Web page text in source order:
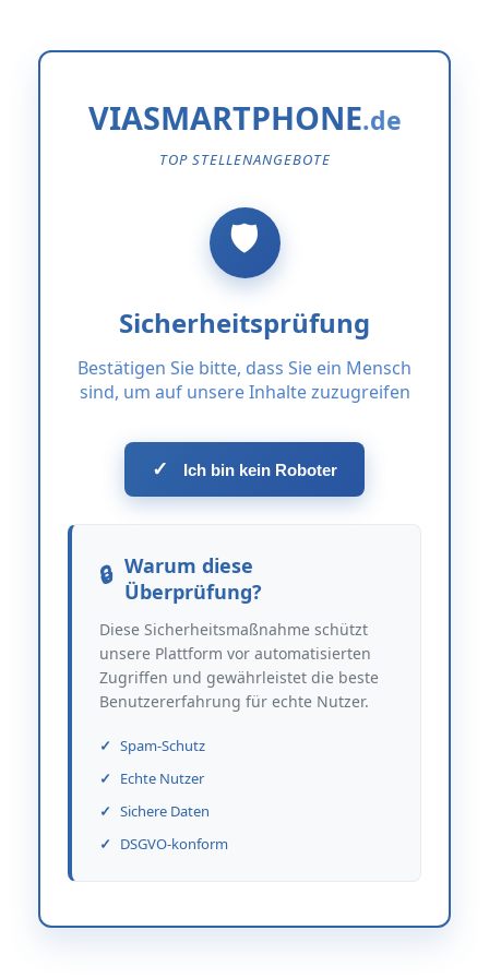
VIASMARTPHONE
TOP STELLENANGEBOTE
Sicherheitsprüfung
Bestätigen Sie bitte, dass Sie ein Mensch
sind, um auf unsere Inhalte zuzugreifen
✓ Ich bin kein Roboter
Warum diese
Überprüfung?
Diese Sicherheitsmaßnahme schützt
unsere Plattform vor automatisierten
Zugriffen und gewährleistet die beste
Benutzererfahrung für echte Nutzer.
Spam-Schutz
Echte Nutzer
Sichere Daten
DSGVO-konform